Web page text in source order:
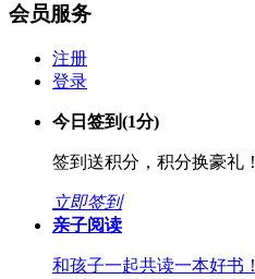
会员服务
注册
登录
今日签到(1分)
签到送积分，积分换豪礼！
立即签到
亲子阅读
和孩子一起共读一本好书！